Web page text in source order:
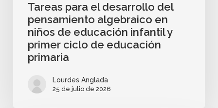
Tareas para el desarrollo del
pensamiento algebraico en
niños de educación infantil y
primer ciclo de educación
primaria
Lourdes Anglada
25 de julio de 2026